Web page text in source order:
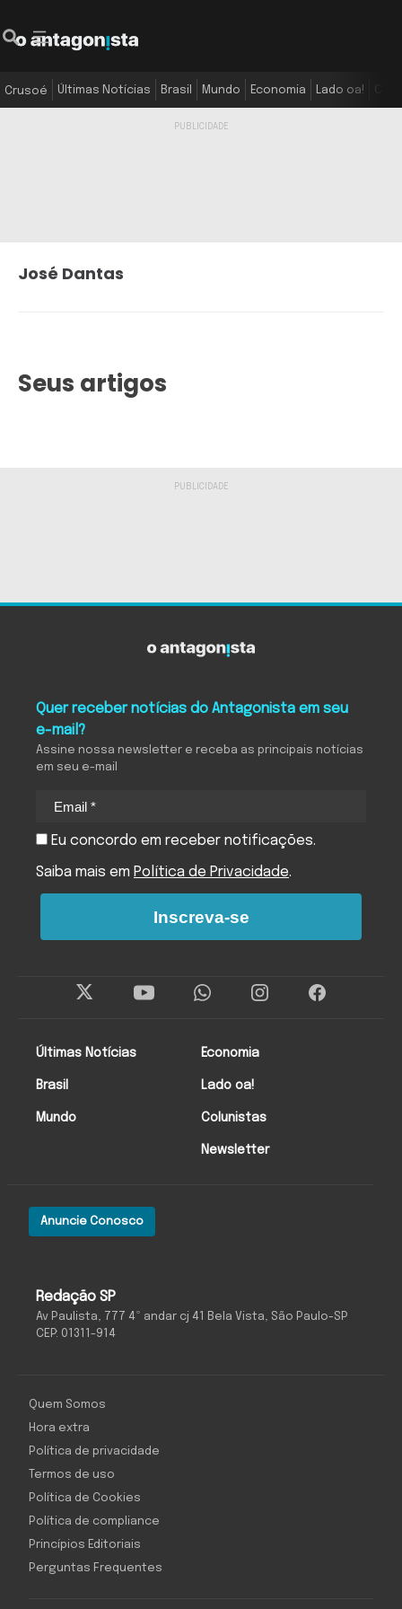
Crusoé Últimas Notícias Brasil Mundo Economia Lado oa!
José Dantas
Seus artigos
Redação SP
Av Paulista, 777 4º andar cj 41 Bela Vista, São Paulo-SP
CEP: 01311-914
Anuncie Conosco
Últimas Notícias
Brasil
Mundo
Economia
Lado oa!
Colunistas
Newsletter
Quer receber notícias do Antagonista em seu
e-mail?
Assine nossa newsletter e receba as principais notícias
em seu e-mail
Eu concordo em receber notificações.
Saiba mais em Política de Privacidade.
Inscreva-se
Quem Somos
Hora extra
Política de privacidade
Termos de uso
Política de Cookies
Política de compliance
Princípios Editoriais
Perguntas Frequentes